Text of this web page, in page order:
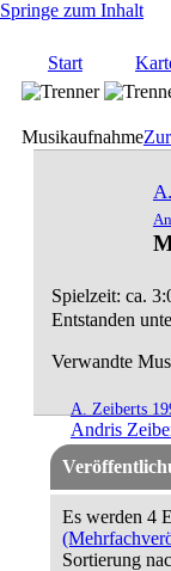
Springe zum Inhalt
Start
Musikaufnahme
Spielzeit: ca.
Entstanden
Verwandte
A. Zeiberts
Andris
Zeiberts)
Es werden 4
Sortierung